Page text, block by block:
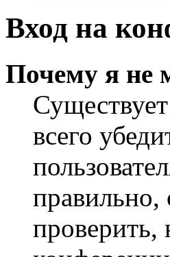
Вход на
Почему я не
всего
правильно,
проверить,